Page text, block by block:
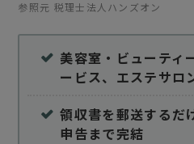
参照元 税理士法人ハンズオン
美容室・ビューティ
ービス、エステサロ
領収書を郵送するだ
申告まで完結